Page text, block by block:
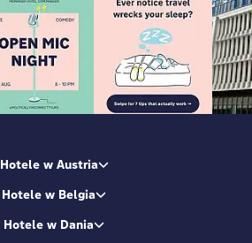
Hotele w Austria
Hotele w Belgia
Hotele w Dania